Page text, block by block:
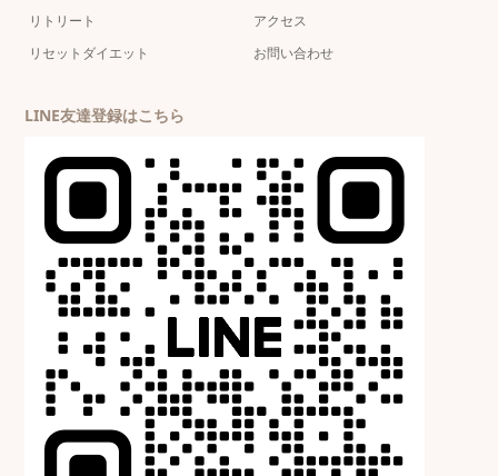
リトリート
リセットダイエット
アクセス
お問い合わせ
LINE友達登録はこちら